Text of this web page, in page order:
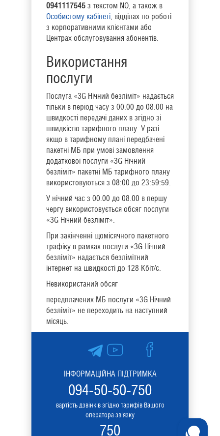
0941117545 з текстом NO, а також в
Особистому кабінеті, відділах по роботі
з корпоративними клієнтами або
Центрах обслуговування абонентів.
Використання
послуги
Послуга «3G Нічний безліміт» надається
тільки в період часу з 00.00 до 08.00 на
швидкості передачі даних в згідно зі
швидкістю тарифного плану. У разі
якщо в тарифному плані передбачені
пакетні МБ при умові замовлення
додаткової послуги «3G Нічний
безліміт» пакетні МБ тарифного плану
використовуються з 08:00 до 23:59:59.
У нічний час з 00.00 до 08.00 в першу
чергу використовується обсяг послуги
«3G Нічний безліміт».
При закінченні щомісячного пакетного
трафіку в рамках послуги «3G Нічний
безліміт» надається безлімітний
інтернет на швидкості до 128 Кбіт/с.
Невикористаний обсяг
передплачених МБ послуги «3G Нічний
безліміт» не переходить на наступний
місяць.
ІНФОРМАЦІЙНА ПІДТРИМКА
094-50-50-750
вартість дзвінків згідно тарифів Вашого
оператора зв'язку
750